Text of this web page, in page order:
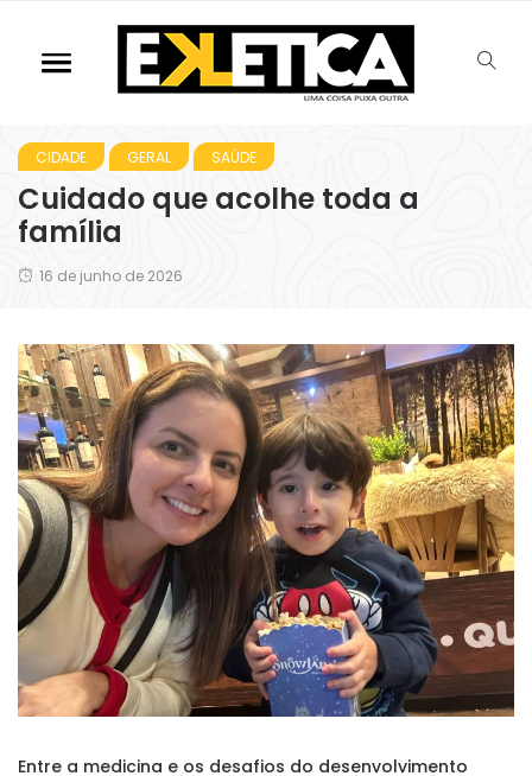
CIDADE GERAL SAÚDE
Cuidado que acolhe toda a
família
16 de junho de 2026
Entre a medicina e os desafios do desenvolvimento